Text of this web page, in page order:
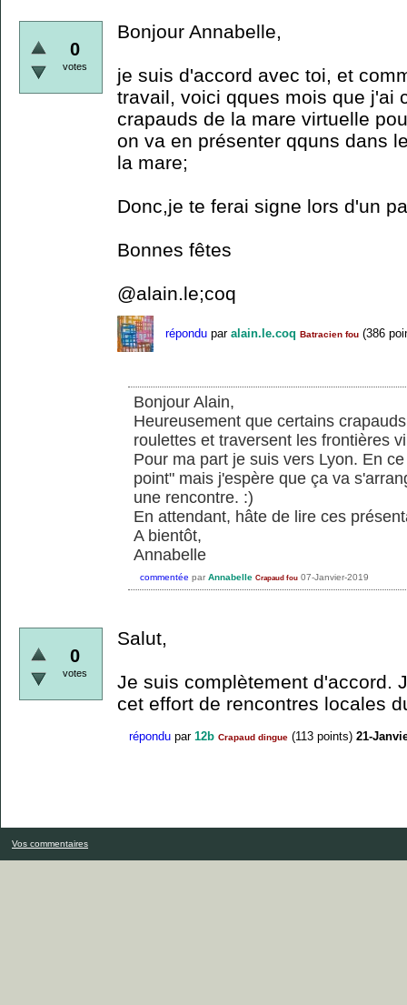
0
votes
Bonjour Annabelle,
je suis d'accord avec toi, et
travail, voici qques mois que j'ai
crapauds de la mare virtuelle
on va en présenter qquns dans
la mare;
Donc,je te ferai signe lors d'un
Bonnes fêtes
@alain.le;coq
répondu par alain.le.coq Batracien fou (386
Bonjour Alain,
Heureusement que certains
roulettes et traversent les frontières
Pour ma part je suis vers Lyon. En
point" mais j'espère que ça va
une rencontre. :)
En attendant, hâte de lire ces
A bientôt,
Annabelle
commentée par Annabelle Crapaud fou 07-Janvier-2019
0
votes
Salut,
Je suis complètement d'accord.
cet effort de rencontres locales
répondu par 12b Crapaud dingue (113 points) 21-
Vos commentaires